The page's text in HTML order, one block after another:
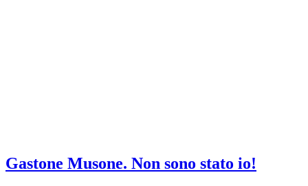
Gastone Musone. Non sono stato io!